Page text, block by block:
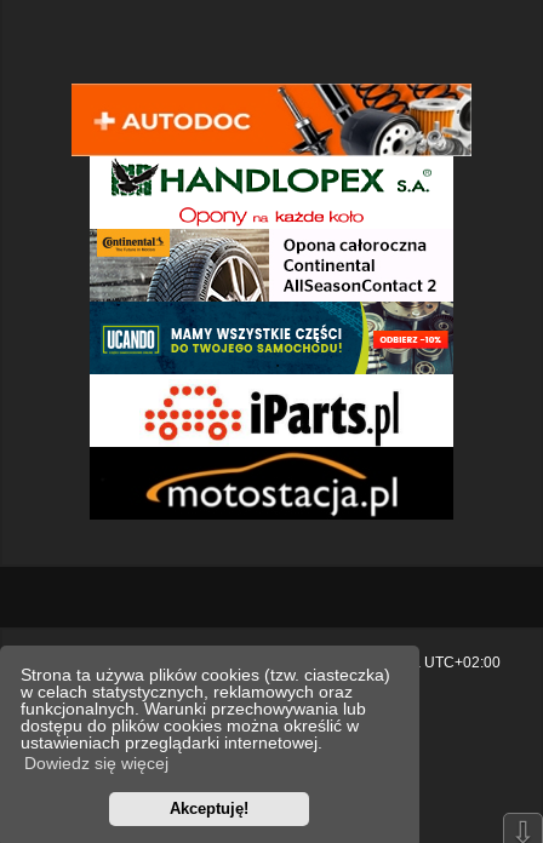
Strona ta używa plików cookies (tzw. ciasteczka)
w celach statystycznych, reklamowych oraz
funkcjonalnych. Warunki przechowywania lub
dostępu do plików cookies można określić w
ustawieniach przeglądarki internetowej.
Dowiedz się więcej
Akceptuję!
Strefa czasowa UTC+02:00
Polityka prywatności.
Technologię dostarczaphpBB® Forum Software © phpBB Limited
Polski pakiet językowy dostarczaphpBB.pl
we_universal created by INVENTEA & v12mike
phpBB SEO ⇩